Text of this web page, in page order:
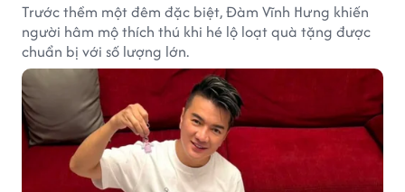
Trước thềm một đêm đặc biệt, Đàm Vĩnh Hưng khiến
người hâm mộ thích thú khi hé lộ loạt quà tặng được
chuẩn bị với số lượng lớn.